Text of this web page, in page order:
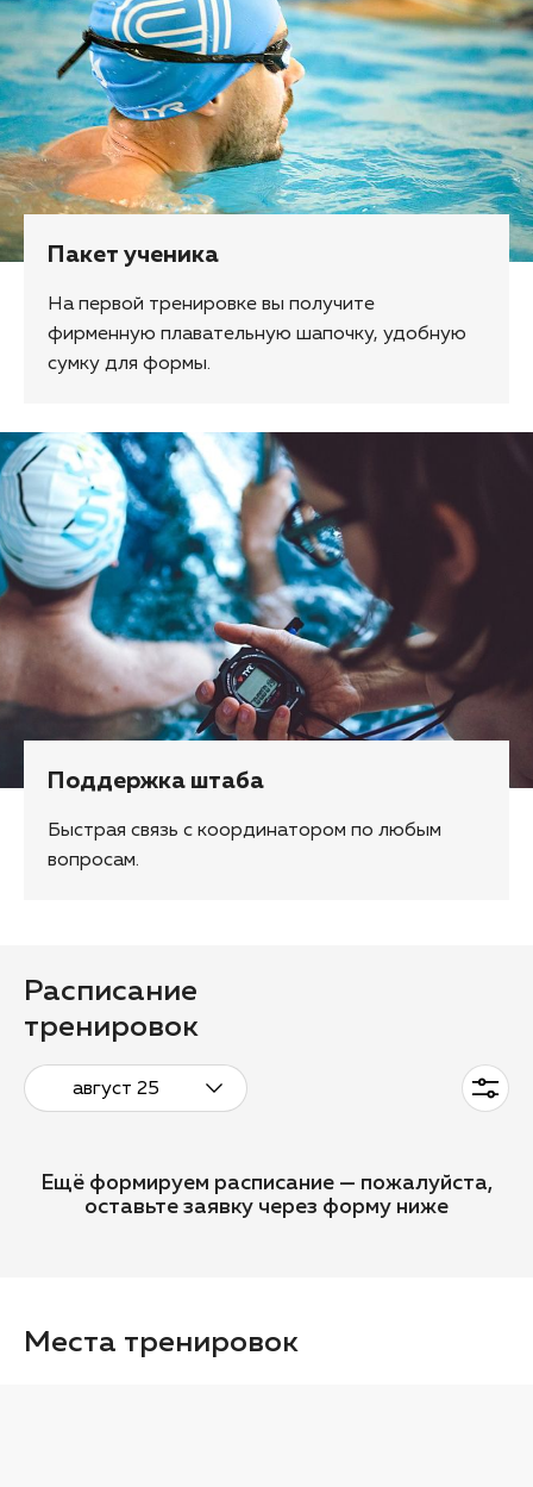
Пакет ученика
На первой тренировке вы получите
фирменную плавательную шапочку, удобную
сумку для формы.
Поддержка штаба
Быстрая связь с координатором по любым
вопросам.
Расписание
тренировок
август 25
Ещё формируем расписание — пожалуйста,
оставьте заявку через форму ниже
Места тренировок